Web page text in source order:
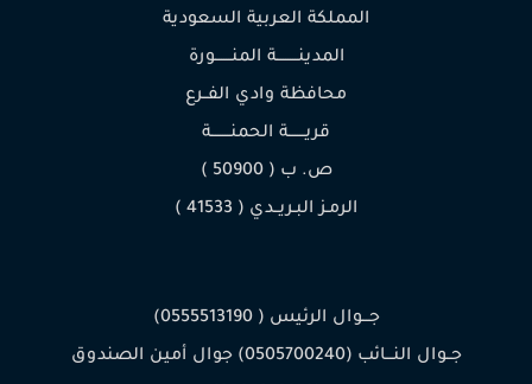
المملكة العربية السعودية
المدينـــــــــة المنـــــــورة
محافظة وادي الفــرع
قريـــــــة الحمنــــــــة
ص. ب ( 50900 )
الرمـز البـريــدي ( 41533 )
جـــوال الرئيس ( 0555513190)
جــوال النـــائب (0505700240) جوال أمين الصندوق